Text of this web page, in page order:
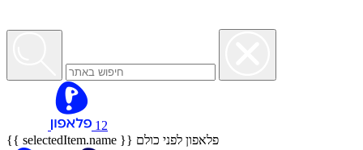
12
{{ selectedItem.name }} פלאפון לפני כולם